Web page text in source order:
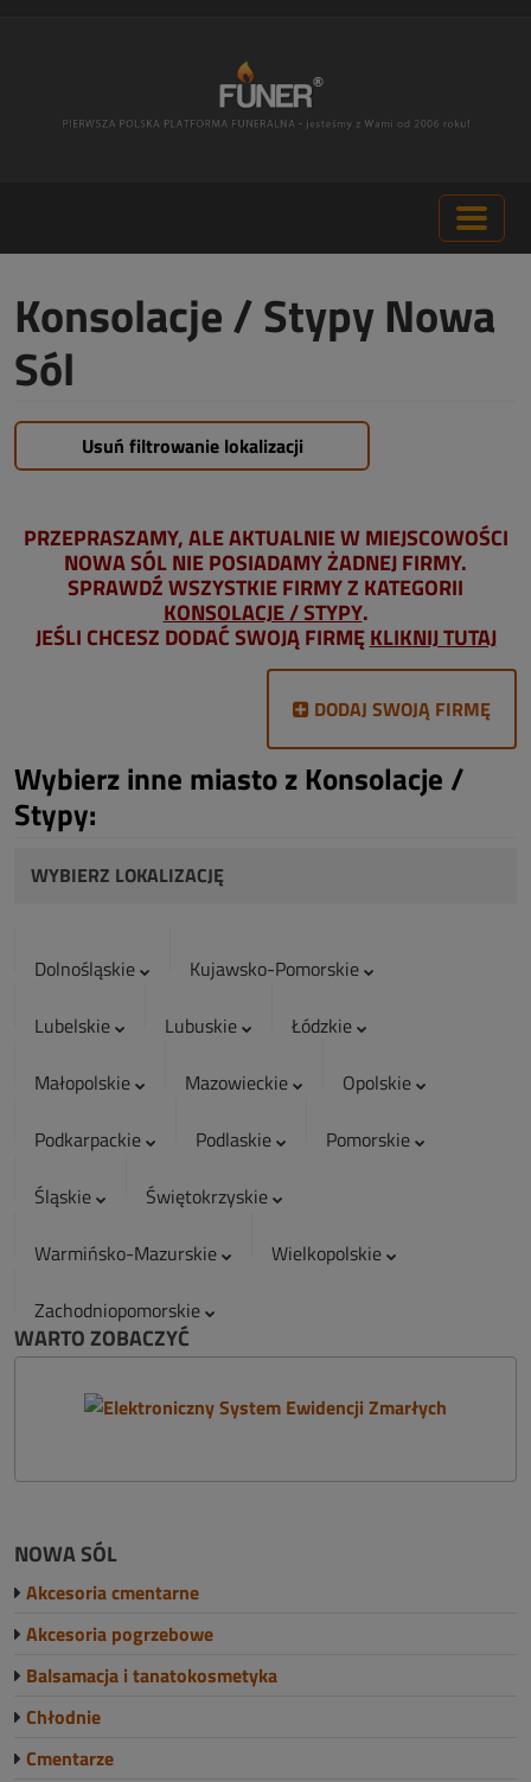
Konsolacje / Stypy Nowa
Sól
Usuń filtrowanie lokalizacji
PRZEPRASZAMY, ALE AKTUALNIE W MIEJSCOWOŚCI
NOWA SÓL NIE POSIADAMY ŻADNEJ FIRMY.
SPRAWDŹ WSZYSTKIE FIRMY Z KATEGORII
KONSOLACJE / STYPY.
JEŚLI CHCESZ DODAĆ SWOJĄ FIRMĘKLIKNIJ TUTAJ
DODAJ SWOJĄ FIRMĘ
Wybierz inne miasto z Konsolacje /
Stypy:
WYBIERZ LOKALIZACJĘ
Dolnośląskie
Kujawsko-Pomorskie
Lubelskie
Lubuskie
Łódzkie
Małopolskie
Mazowieckie
Opolskie
Podkarpackie
Podlaskie
Pomorskie
Śląskie
Świętokrzyskie
Warmińsko-Mazurskie
Wielkopolskie
Zachodniopomorskie
WARTO ZOBACZYĆ
NOWA SÓL
Akcesoria cmentarne
Akcesoria pogrzebowe
Balsamacja i tanatokosmetyka
Chłodnie
Cmentarze